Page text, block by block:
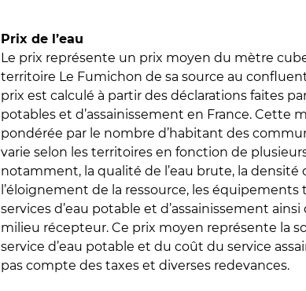
Prix de l’eau
Le prix représente un prix moyen du mètre
territoire Le Fumichon de sa source au
prix est calculé à partir des déclarations faites
potables et d’assainissement en France. Cette
pondérée par le nombre d’habitant des
varie selon les territoires en fonction de
notamment, la qualité de l’eau brute, la densité
l’éloignement de la ressource, les
services d’eau potable et d’assainissement
milieu récepteur. Ce prix moyen représente la
service d’eau potable et du coût du service
pas compte des taxes et diverses redevances.